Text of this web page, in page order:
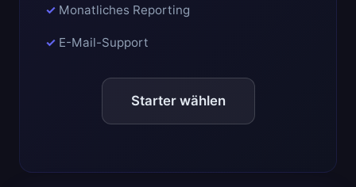
Monatliches Reporting
E-Mail-Support
Starter wählen